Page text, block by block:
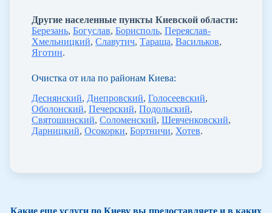
Другие населенные пункты Киевской области:
Березань, Богуслав, Борисполь, Переяслав-
Хмельницкий, Славутич, Тараща, Васильков,
Яготин.
Очистка от ила по районам Киева:
Деснянский, Днепровский, Голосеевский,
Оболонский, Печерский, Подольский,
Святошинский, Соломенский, Шевченковский,
Дарницкий, Осокорки, Бортничи, Хотев.
Какие еще услуги по Киеву вы предоставляете и в каких